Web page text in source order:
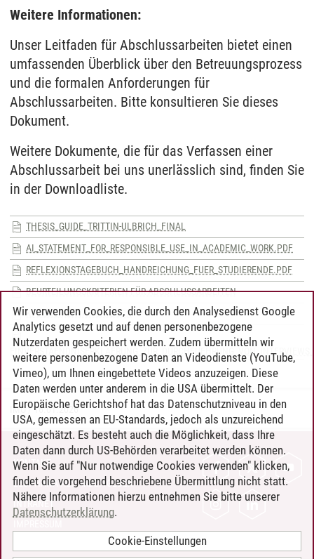
Weitere Informationen:
Unser Leitfaden für Abschlussarbeiten bietet einen
umfassenden Überblick über den Betreuungsprozess
und die formalen Anforderungen für
Abschlussarbeiten. Bitte konsultieren Sie dieses
Dokument.
Weitere Dokumente, die für das Verfassen einer
Abschlussarbeit bei uns unerlässlich sind, finden Sie
in der Downloadliste.
THESIS_GUIDE_TRITTIN-ULBRICH_FINAL
AI_STATEMENT_FOR_RESPONSIBLE_USE_IN_ACADEMIC_WORK.PDF
REFLEXIONSTAGEBUCH_HANDREICHUNG_FUER_STUDIERENDE.PDF
BEURTEILUNGSKRITERIEN FÜR ABSCHLUSSARBEITEN
KI-DOKUMENTATION.DOCX
IMO/16.01.2026
KONTAKT
LEUPHANA ALS ARBEITGEBER
INTRANET
Wir verwenden Cookies, die durch den Analysedienst Google
Analytics gesetzt und auf denen personenbezogene
Nutzerdaten gespeichert werden. Zudem übermitteln wir
weitere personenbezogene Daten an Videodienste (YouTube,
Vimeo), um Ihnen eingebettete Videos anzuzeigen. Diese
Daten werden unter anderem in die USA übermittelt. Der
Europäische Gerichtshof hat das Datenschutzniveau in den
USA, gemessen an EU-Standards, jedoch als unzureichend
eingeschätzt. Es besteht auch die Möglichkeit, dass Ihre
Daten dann durch US-Behörden verarbeitet werden können.
Wenn Sie auf "Nur notwendige Cookies verwenden" klicken,
findet die vorgehend beschriebene Übermittlung nicht statt.
Nähere Informationen hierzu entnehmen Sie bitte unserer
Datenschutzerklärung.
Cookie-Einstellungen